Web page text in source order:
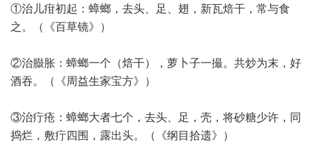
①治儿疳初起：蟑螂，去头、足、翅，新瓦焙干，常与食
之。（《百草镜》）
②治臌胀：蟑螂一个（焙干），萝卜子一撮。共炒为末，好
酒吞。（《周益生家宝方》）
③治疔疮：蟑螂大者七个，去头、足，壳，将砂糖少许，同
捣烂，敷疔四围，露出头。（《纲目拾遗》）